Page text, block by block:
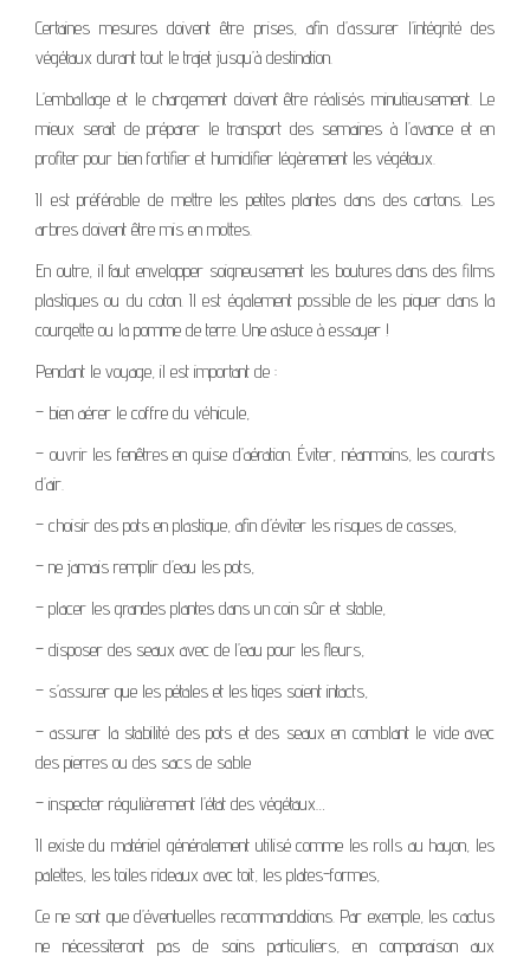
Certaines mesures doivent être prises, afin d’assurer l’intégrité des
végétaux durant tout le trajet jusqu’à destination.
L’emballage et le chargement doivent être réalisés minutieusement. Le
mieux serait de préparer le transport des semaines à l’avance et en
profiter pour bien fortifier et humidifier légèrement les végétaux.
Il est préférable de mettre les petites plantes dans des cartons. Les
arbres doivent être mis en mottes.
En outre, il faut envelopper soigneusement les boutures dans des films
plastiques ou du coton. Il est également possible de les piquer dans la
courgette ou la pomme de terre. Une astuce à essayer !
Pendant le voyage, il est important de :
– bien aérer le coffre du véhicule,
– ouvrir les fenêtres en guise d’aération. Éviter, néanmoins, les courants
d’air.
– choisir des pots en plastique, afin d’éviter les risques de casses,
– ne jamais remplir d’eau les pots,
– placer les grandes plantes dans un coin sûr et stable,
– disposer des seaux avec de l’eau pour les fleurs,
– s’assurer que les pétales et les tiges soient intacts,
– assurer la stabilité des pots et des seaux en comblant le vide avec
des pierres ou des sacs de sable
– inspecter régulièrement l’état des végétaux…
Il existe du matériel généralement utilisé comme les rolls au hayon, les
palettes, les toiles rideaux avec toit, les plates-formes,
Ce ne sont que d’éventuelles recommandations. Par exemple, les cactus
ne nécessiteront pas de soins particuliers, en comparaison aux